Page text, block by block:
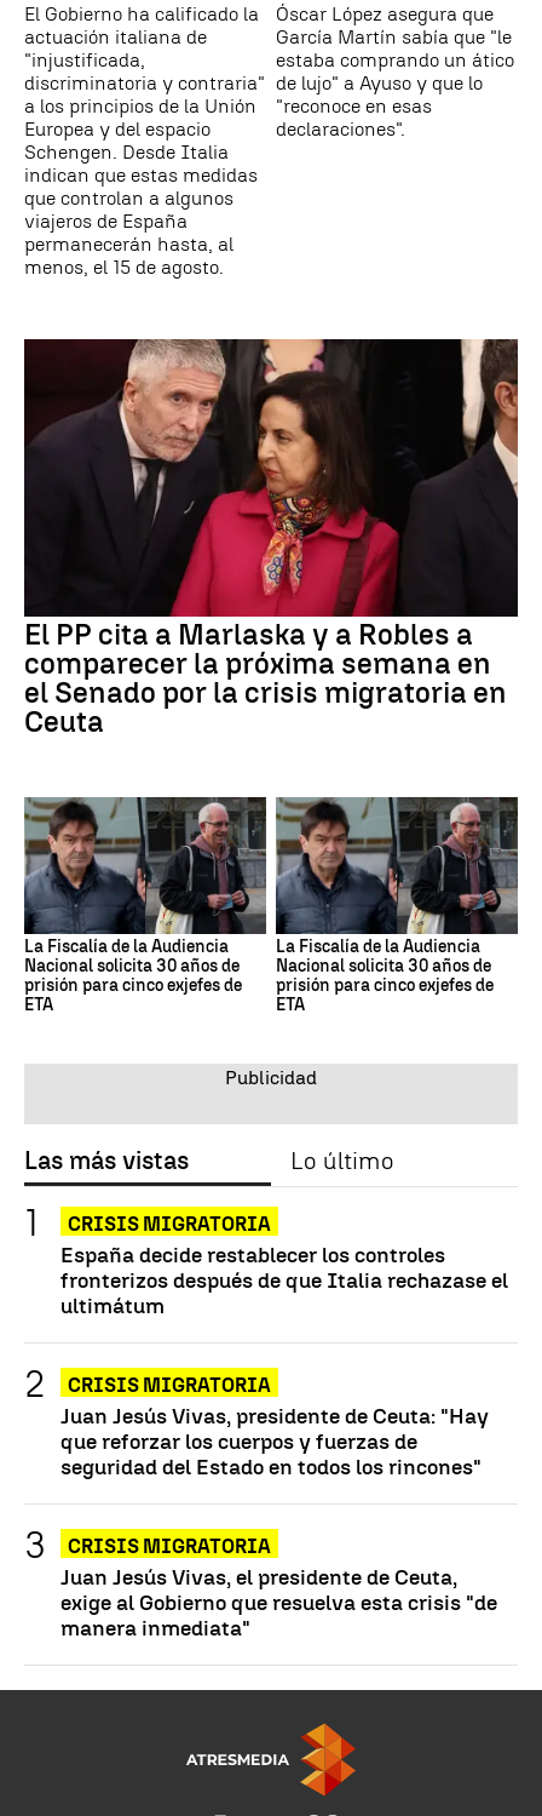
El Gobierno ha calificado la
actuación italiana de
"injustificada,
discriminatoria y contraria"
a los principios de la Unión
Europea y del espacio
Schengen. Desde Italia
indican que estas medidas
que controlan a algunos
viajeros de España
permanecerán hasta, al
menos, el 15 de agosto.
Óscar López asegura que
García Martín sabía que "le
estaba comprando un ático
de lujo" a Ayuso y que lo
"reconoce en esas
declaraciones".
El PP cita a Marlaska y a Robles a
comparecer la próxima semana en
el Senado por la crisis migratoria en
Ceuta
La Fiscalía de la Audiencia
Nacional solicita 30 años de
prisión para cinco exjefes de
ETA
La Fiscalía de la Audiencia
Nacional solicita 30 años de
prisión para cinco exjefes de
ETA
Las más vistas Lo último
CRISIS MIGRATORIA
España decide restablecer los controles
fronterizos después de que Italia rechazase el
ultimátum
CRISIS MIGRATORIA
Juan Jesús Vivas, presidente de Ceuta: "Hay
que reforzar los cuerpos y fuerzas de
seguridad del Estado en todos los rincones"
CRISIS MIGRATORIA
Juan Jesús Vivas, el presidente de Ceuta,
exige al Gobierno que resuelva esta crisis "de
manera inmediata"